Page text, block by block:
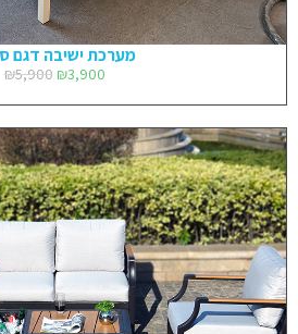
מערכת ישיבה דגם
₪5,900 ₪3,900